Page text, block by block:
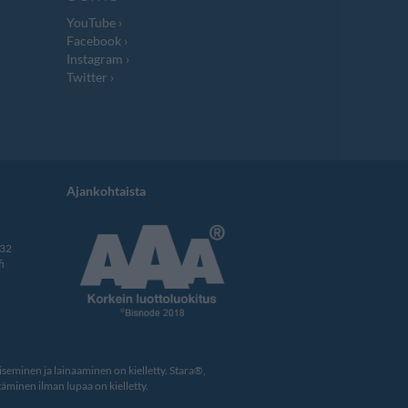
YouTube
Facebook
Instagram
Twitter
Ajankohtaista
ja lainaaminen on kielletty. Stara®,
ilman lupaa on kielletty.